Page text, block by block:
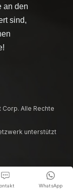
an den
sind,
Alle Rechte
unterstützt
WhatsApp